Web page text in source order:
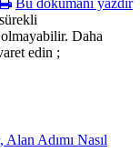
Bu dökümanı yazdır
olmayabilir. Daha
edin ;
Adımı Nasıl